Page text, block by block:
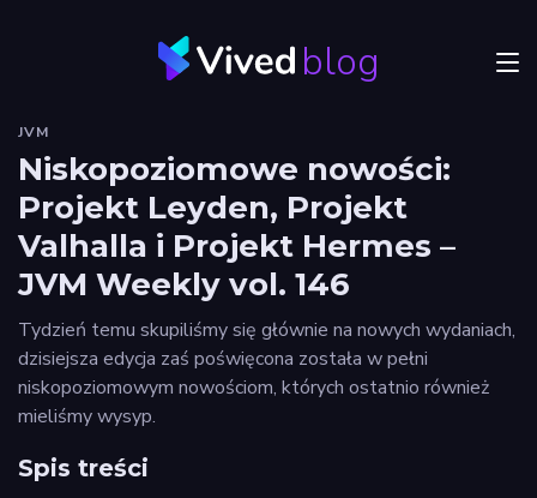
blog
JVM
Craftsmanship
Frontend
Odkryj
Vived
JVM
Niskopoziomowe nowości:
Projekt Leyden, Projekt
Valhalla i Projekt Hermes –
JVM Weekly vol. 146
Tydzień temu skupiliśmy się głównie na nowych wydaniach,
dzisiejsza edycja zaś poświęcona została w pełni
niskopoziomowym nowościom, których ostatnio również
mieliśmy wysyp.
Spis treści